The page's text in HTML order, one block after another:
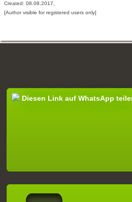
Created: 08.08.2017,
[Author visible for registered users only]
Diesen Link auf WhatsApp